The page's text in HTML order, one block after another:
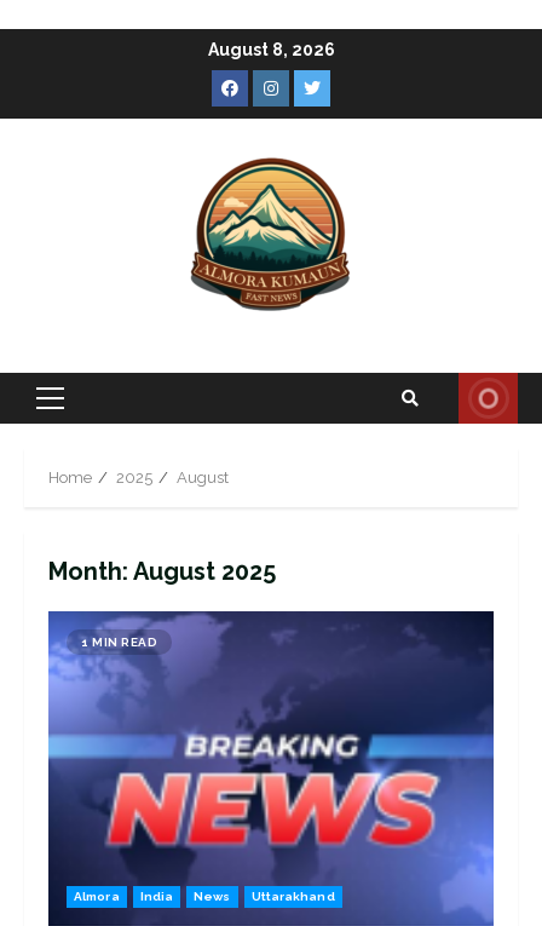
August 8, 2026
Facebook
Instagram
Twitter
Primary
Home 2025 August
Month: August 2025
1 MIN READ
Almora India News Uttarakhand